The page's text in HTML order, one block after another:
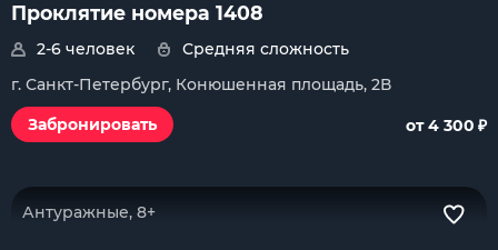
Проклятие номера 1408
2-6 человек
Средняя сложность
г. Санкт-Петербург, Конюшенная площадь, 2В
Забронировать
от 4 300 ₽
Антуражные, 8+